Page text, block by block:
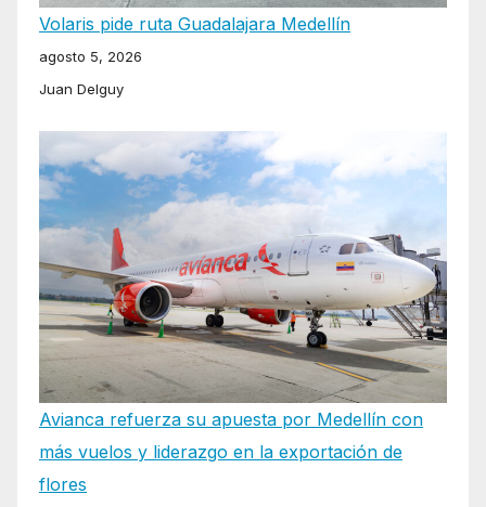
Volaris pide ruta Guadalajara Medellín
agosto 5, 2026
Juan Delguy
Avianca refuerza su apuesta por Medellín con
más vuelos y liderazgo en la exportación de
flores